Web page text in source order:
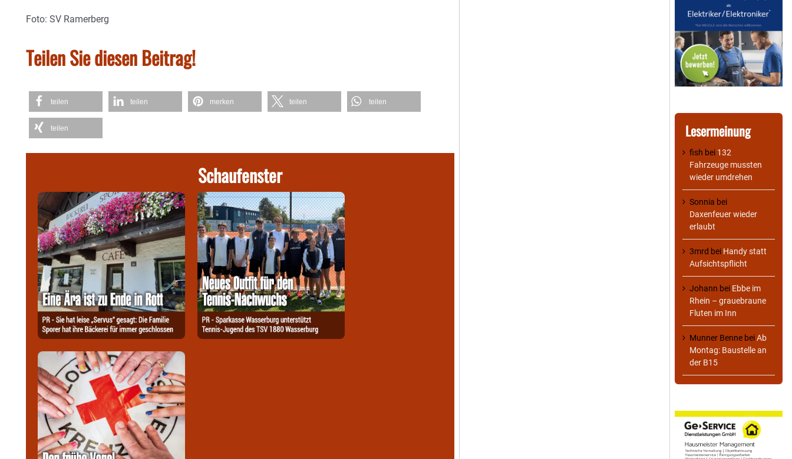
Foto: SV Ramerberg
Teilen Sie diesen Beitrag!
teilen teilen merken teilen teilen
teilen
Schaufenster
Lesermeinung
fish bei 132
Fahrzeuge mussten
wieder umdrehen
Sonnia bei
Daxenfeuer wieder
erlaubt
3mrd bei Handy statt
Aufsichtspflicht
Johann bei Ebbe im
Rhein – grauebraune
Fluten im Inn
Munner Benne beiAb
Montag: Baustelle an
der B15